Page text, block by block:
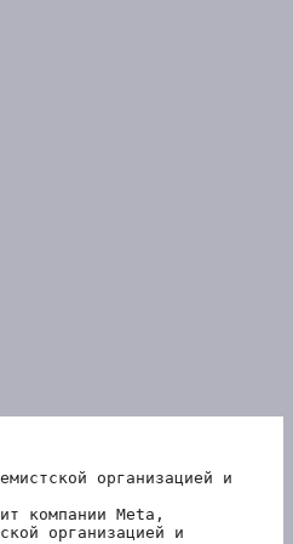
организацией и
компании Meta,
организацией и